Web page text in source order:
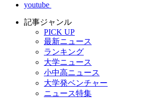
youtube
記事ジャンル
PICK UP
最新ニュース
ランキング
大学ニュース
小中高ニュース
大学発ベンチャー
ニュース特集